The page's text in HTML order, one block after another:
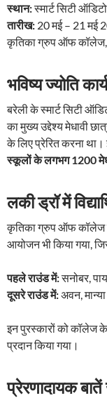
स्थान:स्मार्ट सिटी
तारीख: 20 मई – 21 मई
कृतिका ग्रुप ऑफ कॉलेज,
भविष्य ज्योति
बरेली के स्मार्ट सिटी
का मुख्य उद्देश्य मेधावी
के लिए प्रेरित करना था।
स्कूलों के लगभग 1200
लकी ड्रॉ में
कृतिका ग्रुप ऑफ कॉलेज
आयोजन भी किया गया,
पहले राउंड में:सनोबर,
दूसरे राउंड में:अवन,
इन पुरस्कारों को कॉलेज
प्रदान किया गया।
प्रेरणादायक बातें